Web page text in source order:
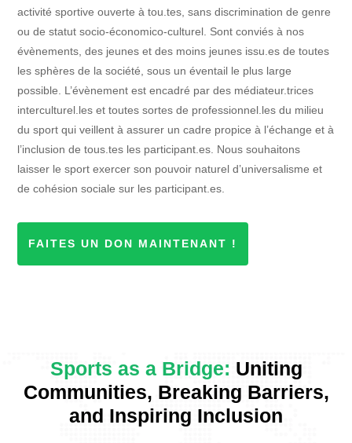
activité sportive ouverte à tou.tes, sans discrimination de genre
ou de statut socio-économico-culturel. Sont conviés à nos
évènements, des jeunes et des moins jeunes issu.es de toutes
les sphères de la société, sous un éventail le plus large
possible. L’évènement est encadré par des médiateur.trices
interculturel.les et toutes sortes de professionnel.les du milieu
du sport qui veillent à assurer un cadre propice à l’échange et à
l’inclusion de tous.tes les participant.es. Nous souhaitons
laisser le sport exercer son pouvoir naturel d’universalisme et
de cohésion sociale sur les participant.es.
FAITES UN DON MAINTENANT !
Sports as a Bridge: Uniting
Communities, Breaking Barriers,
and Inspiring Inclusion